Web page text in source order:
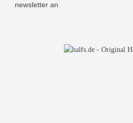
newsletter an